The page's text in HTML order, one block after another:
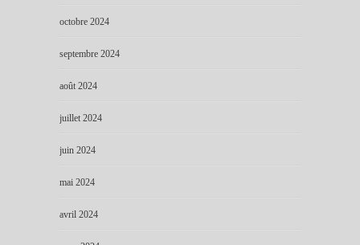
octobre 2024
septembre 2024
août 2024
juillet 2024
juin 2024
mai 2024
avril 2024